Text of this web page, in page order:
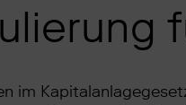
im